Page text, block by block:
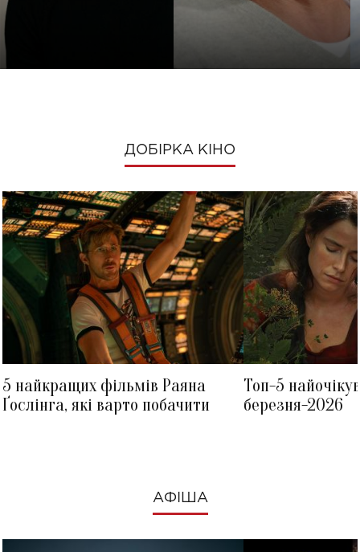
ДОБІРКА КІНО
5 найкращих фільмів Раяна
Ґослінга, які варто побачити
Топ-5
березня-2026
АФІША